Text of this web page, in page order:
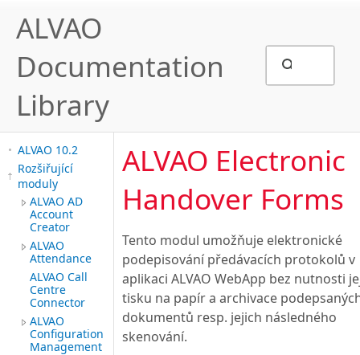
ALVAO
Documentation
Library
ALVAO 10.2
Rozšiřující
moduly
ALVAO AD
Account
Creator
ALVAO
Attendance
ALVAO Call
Centre
Connector
ALVAO
Configuration
Management
ALVAO Electronic
Handover Forms
Tento modul umožňuje elektronické
podepisování předávacích protokolů v
aplikaci ALVAO WebApp bez nutnosti
tisku na papír a archivace
dokumentů resp. jejich následného
skenování.